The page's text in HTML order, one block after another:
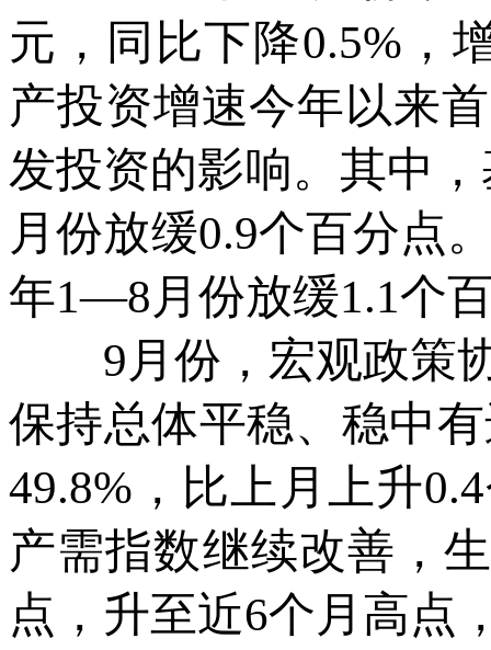
元，同比下降0.5%，
产投资增速今年以来
发投资的影响。其中
月份放缓0.9个百分点
年1—8月份放缓1.1个
9月份，宏观政策协
保持总体平稳、稳中
49.8%，比上月上升
产需指数继续改善，
点，升至近6个月高点